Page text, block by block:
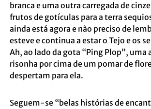
branca e uma outra carregada de
frutos de gotículas para a terra
ainda está agora e não preciso de
esteve e continua a estar o Tejo e os
Ah, ao lado da gota “Ping Plop”, uma
risonha por cima de um pomar de
despertam para ela.
Seguem-se “belas histórias de